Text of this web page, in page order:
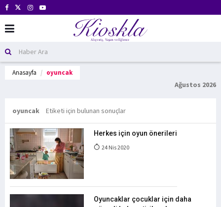
Anasayfa oyuncak
Ağustos 2026
oyuncak Etiketi için bulunan sonuçlar
Herkes için oyun önerileri
24 Nis 2020
Oyuncaklar çocuklar için daha